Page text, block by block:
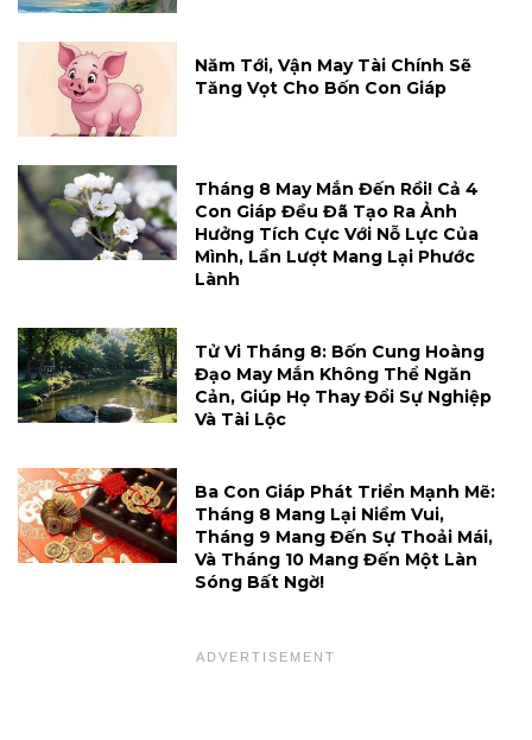
Năm Tới, Vận May Tài Chính Sẽ
Tăng Vọt Cho Bốn Con Giáp
Tháng 8 May Mắn Đến Rồi! Cả 4
Con Giáp Đều Đã Tạo Ra Ảnh
Hưởng Tích Cực Với Nỗ Lực Của
Mình, Lần Lượt Mang Lại Phước
Lành
Tử Vi Tháng 8: Bốn Cung Hoàng
Đạo May Mắn Không Thể Ngăn
Cản, Giúp Họ Thay Đổi Sự Nghiệp
Và Tài Lộc
Ba Con Giáp Phát Triển Mạnh Mẽ:
Tháng 8 Mang Lại Niềm Vui,
Tháng 9 Mang Đến Sự Thoải Mái,
Và Tháng 10 Mang Đến Một Làn
Sóng Bất Ngờ!